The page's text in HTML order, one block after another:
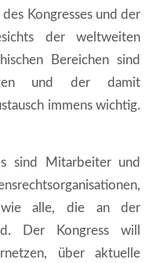
Kongresses und der
der weltweiten
Bereichen sind
und der damit
immens wichtig.
sind Mitarbeiter und
alle, die an der
Der Kongress will
über aktuelle